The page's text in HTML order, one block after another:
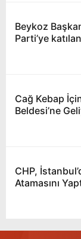
Beykoz
Parti’ye
Cağ Kebap
Beldesi’ne
CHP,
Atamasını